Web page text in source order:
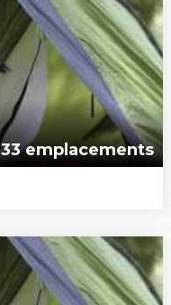
33 emplacements